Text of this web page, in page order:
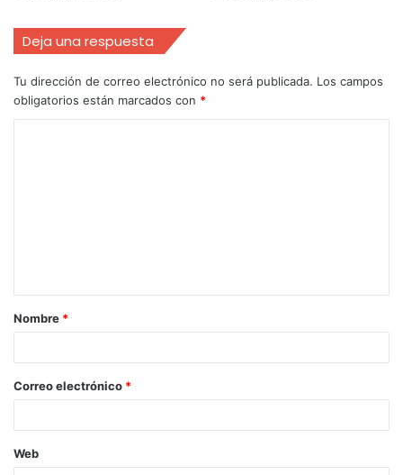
Deja una respuesta
Tu dirección de correo electrónico no será publicada. Los campos
obligatorios están marcados con *
Nombre *
Correo electrónico *
Web